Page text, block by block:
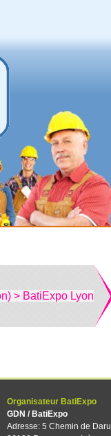
> BatiExpo Lyon
Organisateur BatiExpo
GDN / BatiExpo
Adresse: 5 Chemin de Daru